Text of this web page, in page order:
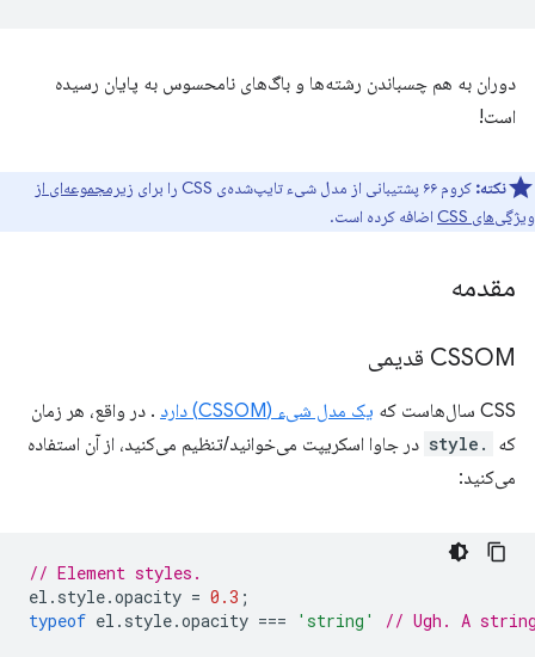
دوران به هم چسباندن رشته‌ها و باگ‌های نامحسوس به پایان رسیده
است!
نکته: کروم ۶۶ پشتیبانی از مدل شیء تایپ‌شده‌ی CSS را برای
زیرمجموعه‌ای از
ویژگی‌های CSS
اضافه کرده است.
مقدمه
CSSOM قدیمی
CSS سال‌هاست که یک مدل شیء (CSSOM) دارد
. در واقع، هر زمان
که
.style
در جاوا اسکریپت می‌خوانید/تنظیم می‌کنید، از آن استفاده
می‌کنید:
// Element styles.
el . style.opacity = 0.3 ;
typeof el . style.opacity === 'string' // Ugh. A